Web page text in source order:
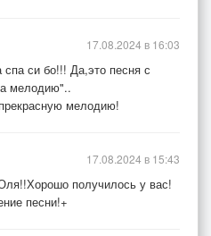
си бо!!! Да,это песня с
мелодию"..
мелодию!
17.08.2024 в 16:03
получилось у вас!
песни!+
17.08.2024 в 15:43